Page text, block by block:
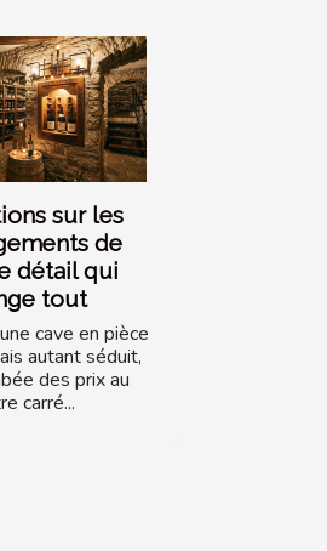
sur les
de
détail qui
tout
cave en pièce
autant séduit,
des prix au
carré...